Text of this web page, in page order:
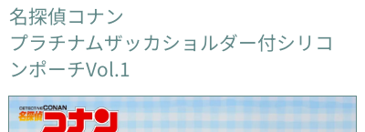
名探偵コナン
プラチナムザッカショルダー付シリコ
ンポーチVol.1